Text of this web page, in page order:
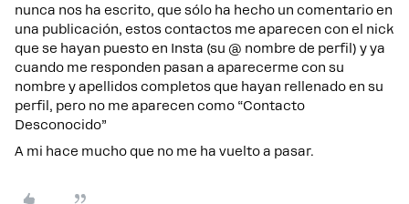
nunca nos ha escrito, que sólo ha hecho un comentario en
una publicación, estos contactos me aparecen con el nick
que se hayan puesto en Insta (su @ nombre de perfil) y ya
cuando me responden pasan a aparecerme con su
nombre y apellidos completos que hayan rellenado en su
perfil, pero no me aparecen como “Contacto
Desconocido”
A mi hace mucho que no me ha vuelto a pasar.